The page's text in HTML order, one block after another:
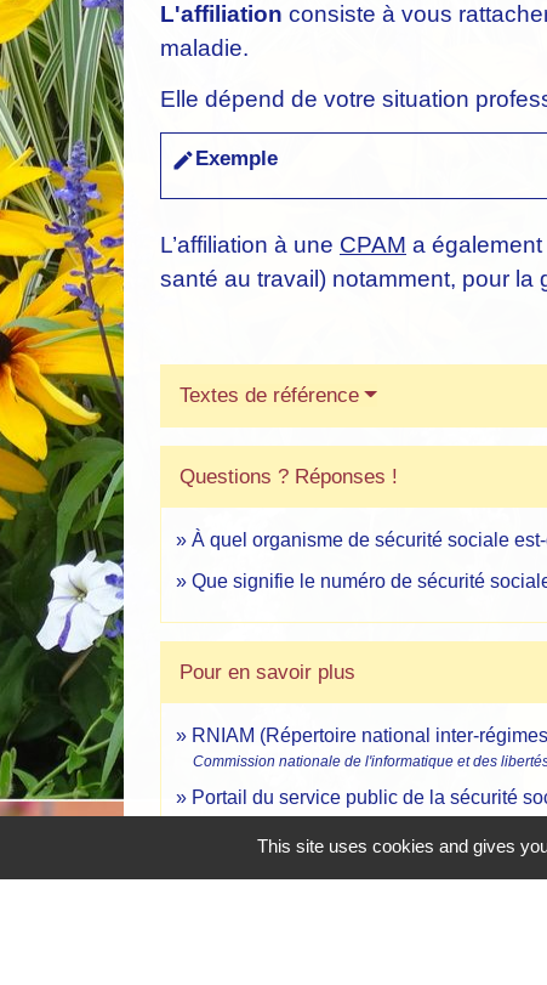
L'affiliation consiste à vous
maladie.
Elle dépend de votre situation
edit Exemple
L’affiliation à une CPAM a
santé au travail) notamment, pour la
Textes de référence
Questions ? Réponses !
À quel organisme de sécurité sociale
Que signifie le numéro de sécurité
Pour en savoir plus
RNIAM (Répertoire national inter-
Commission nationale de l'informatique et des
Portail du service public de la sécurité
This site uses cookies and gives